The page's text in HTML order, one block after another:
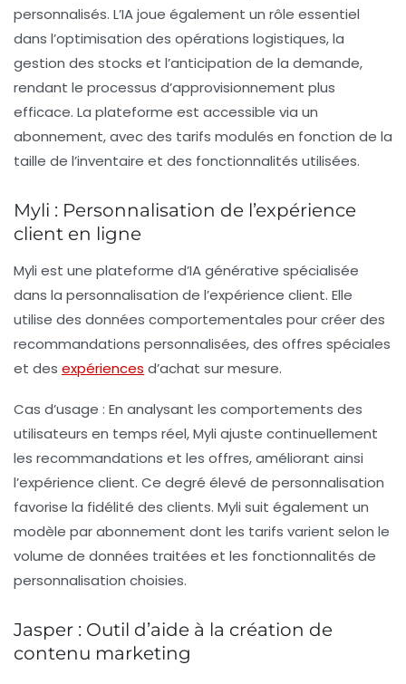
personnalisés. L’IAjoue également un rôle essentiel
dans l’optimisation des opérations logistiques, la
gestion des stocks et l’anticipation de la demande,
rendant le processus d’approvisionnement plus
efficace. La plateforme est accessible via un
abonnement, avec des tarifs modulés en fonction de la
taille de l’inventaire et des fonctionnalités utilisées.
Myli : Personnalisation de l’expérience
client en ligne
Myli est une plateforme d’IA générative spécialisée
dans la personnalisation de l’expérience client. Elle
utilise des données comportementales pour créer des
recommandations personnalisées, des offres spéciales
et des expériences d’achat sur mesure.
Cas d’usage : En analysant les comportements des
utilisateurs en temps réel, Myli ajuste continuellement
les recommandations et les offres, améliorant ainsi
l’expérience client. Ce degré élevé de personnalisation
favorise la fidélité des clients. Myli suit également un
modèle par abonnement dont les tarifs varient selon le
volume de données traitées et les fonctionnalités de
personnalisation choisies.
Jasper : Outil d’aide à la création de
contenu marketing